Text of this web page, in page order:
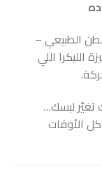
الطبيعي –
اللي
تغيّر لبسك…
الأوقات